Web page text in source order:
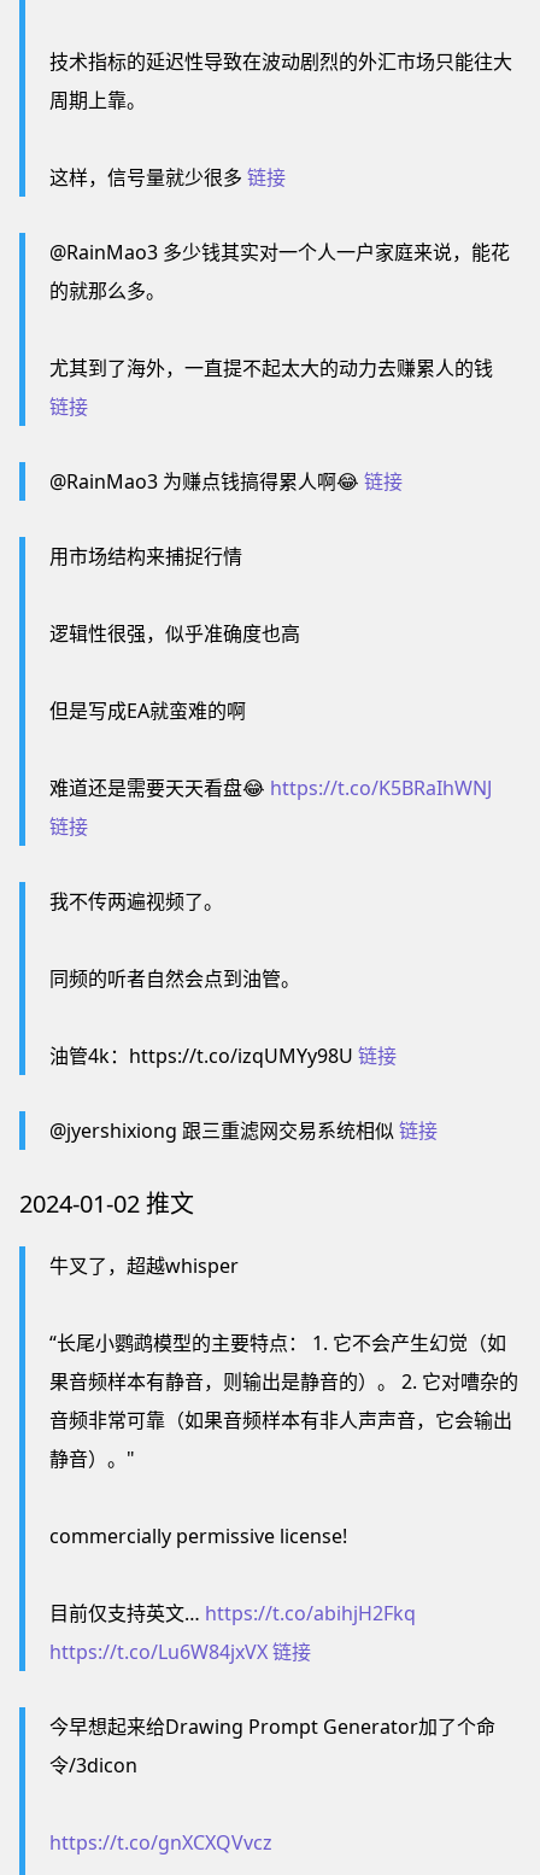
技术指标的延迟性导致在波动剧烈的外汇市场只能往大
周期上靠。
这样，信号量就少很多 链接
@RainMao3 多少钱其实对一个人一户家庭来说，能花
的就那么多。
尤其到了海外，一直提不起太大的动力去赚累人的钱
链接
@RainMao3 为赚点钱搞得累人啊😂 链接
用市场结构来捕捉行情
逻辑性很强，似乎准确度也高
但是写成EA就蛮难的啊
难道还是需要天天看盘😂 https://t.co/K5BRaIhWNJ
链接
我不传两遍视频了。
同频的听者自然会点到油管。
油管4k：https://t.co/izqUMYy98U 链接
@jyershixiong 跟三重滤网交易系统相似链接
2024-01-02 推文
牛叉了，超越whisper
“长尾小鹦鹉模型的主要特点： 1. 它不会产生幻觉（如
果音频样本有静音，则输出是静音的）。 2. 它对嘈杂的
音频非常可靠（如果音频样本有非人声声音，它会输出
静音）。"
commercially permissive license!
目前仅支持英文… https://t.co/abihjH2Fkq
https://t.co/Lu6W84jxVX链接
今早想起来给Drawing Prompt Generator加了个命
令/3dicon
https://t.co/gnXCXQVvcz